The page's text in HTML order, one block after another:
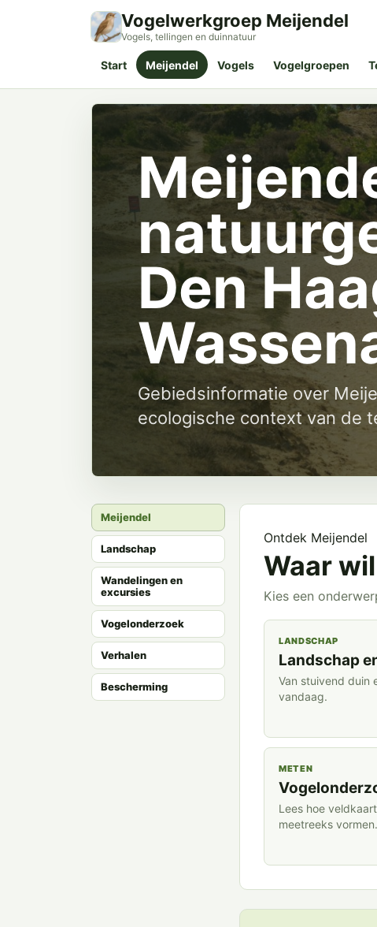
Vogelwerkgroep Meijendel
Vogels, tellingen en duinnatuur
Start Meijendel Vogels Vogelgroepen
Den
Gebiedsinformatie over
ecologische context van de
Meijendel
Landschap
Wandelingen en
excursies
Vogelonderzoek
Verhalen
Bescherming
Ontdek Meijendel
Waar
Kies een
LANDSCHAP
Landschap
Van stuivend duin
vandaag.
METEN
Lees hoe
meetreeks vormen.